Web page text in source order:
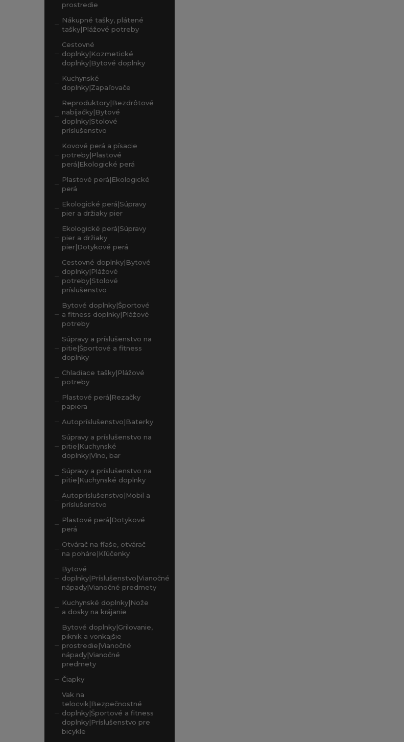
prostredie
Nákupné tašky, plátené
tašky|Plážové potreby
Cestovné
doplnky|Kozmetické
doplnky|Bytové doplnky
Kuchynské
doplnky|Zapaľovače
Reproduktory|Bezdrôtové
nabíjačky|Bytové
doplnky|Stolové
príslušenstvo
Kovové perá a písacie
potreby|Plastové
perá|Ekologické perá
Plastové perá|Ekologické
perá
Ekologické perá|Súpravy
pier a držiaky pier
Ekologické perá|Súpravy
pier a držiaky
pier|Dotykové perá
Cestovné doplnky|Bytové
doplnky|Plážové
potreby|Stolové
príslušenstvo
Bytové doplnky|Športové
a fitness doplnky|Plážové
potreby
Súpravy a príslušenstvo na
pitie|Športové a fitness
doplnky
Chladiace tašky|Plážové
potreby
Plastové perá|Rezačky
papiera
Autopríslušenstvo|Baterky
Súpravy a príslušenstvo na
pitie|Kuchynské
doplnky|Víno, bar
Súpravy a príslušenstvo na
pitie|Kuchynské doplnky
Autopríslušenstvo|Mobil a
príslušenstvo
Plastové perá|Dotykové
perá
Otvárač na fľaše, otvárač
na poháre|Kľúčenky
Bytové
doplnky|Príslušenstvo|Vianočné
nápady|Vianočné predmety
Kuchynské doplnky|Nože
a dosky na krájanie
Bytové doplnky|Grilovanie,
piknik a vonkajšie
prostredie|Vianočné
nápady|Vianočné
predmety
Čiapky
Vak na
telocvik|Bezpečnostné
doplnky|Športové a fitness
doplnky|Príslušenstvo pre
bicykle